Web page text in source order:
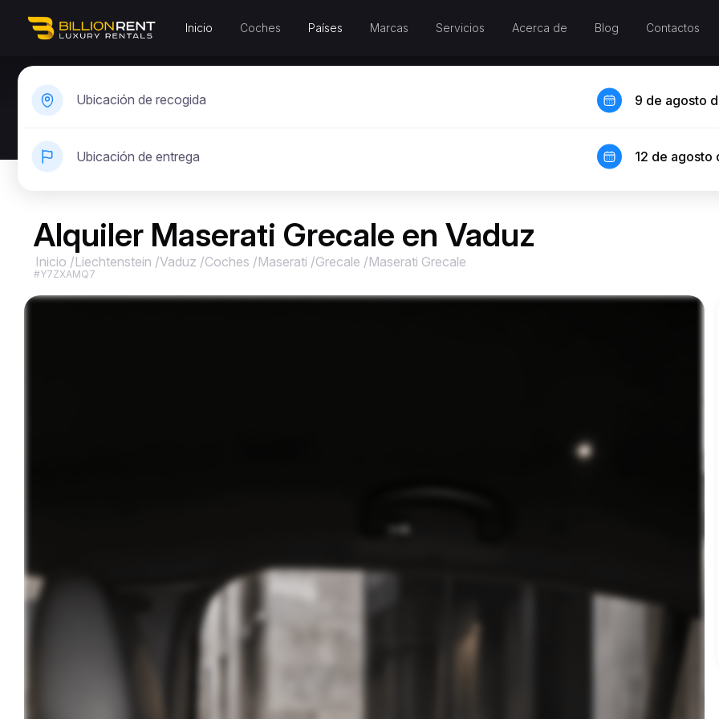
Inicio Coches Países Marcas Servicios Acerca de Blog Contactos
Ubicación de recogida
Ubicación de entrega
9 de agosto
12 de agosto
Alquiler Maserati Grecale en Vaduz
Inicio /Liechtenstein /Vaduz /Coches /Maserati /Grecale /Maserati Grecale
#Y7ZXAMQ7